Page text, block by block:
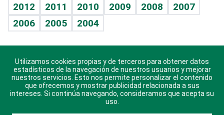
Celebrando la vida
Sin complejos
En pocas palabras
Escuchando al corazón
Economía Personal
2012
2011 2010 2009 2008
2007
2006
2005 2004
Descarga nuestras aplicaciones para Android, iOS y
sistema Huawei.
Utilizamos cookies propias y de terceros para obtener datos
estadísticos de la navegación de nuestros usuarios y mejorar
nuestros servicios. Esto nos permite personalizar el contenido
que ofrecemos y mostrar publicidad relacionada a sus
intereses. Si continúa navegando, consideramos que acepta su
uso.